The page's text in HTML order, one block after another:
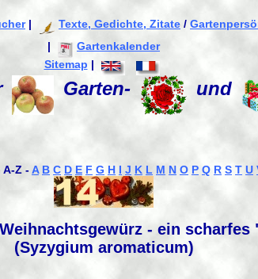
| Texte, Gedichte, Zitate /
|
Gartenkalender
Sitemap |
Garten- und
A-Z -A B C D E F G H I J K L M N O P Q R S T U
- ein scharfes
(Syzygium aromaticum)